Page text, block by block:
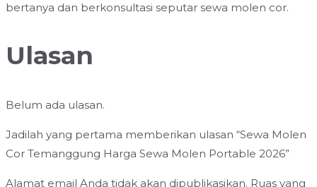
bertanya dan berkonsultasi seputar sewa molen cor.
Ulasan
Belum ada ulasan.
Jadilah yang pertama memberikan ulasan “Sewa Molen
Cor Temanggung Harga Sewa Molen Portable 2026”
Alamat email Anda tidak akan dipublikasikan. Ruas yang